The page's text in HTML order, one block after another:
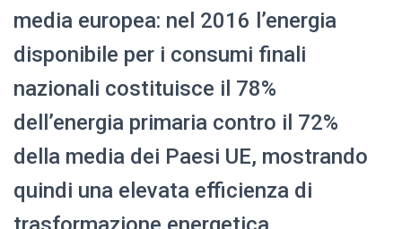
media europea: nel 2016 l’energia
disponibile per i consumi finali
nazionali costituisce il 78%
dell’energia primaria contro il 72%
della media dei Paesi UE, mostrando
quindi una elevata efficienza di